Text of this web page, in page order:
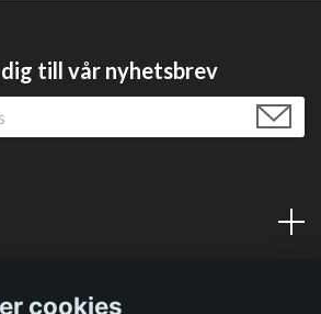
till vår nyhetsbrev
cookies